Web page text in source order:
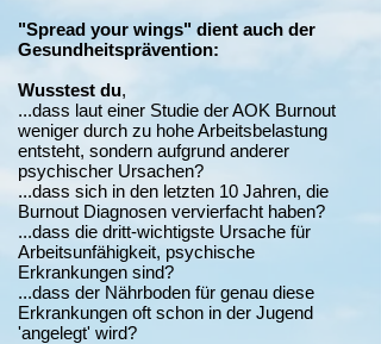
"Spread your wings" dient auch der
Gesundheitsprävention:
Wusstest du,
...dass laut einer Studie der AOK Burnout
weniger durch zu hohe Arbeitsbelastung
entsteht, sondern aufgrund anderer
psychischer Ursachen?
...dass sich in den letzten 10 Jahren, die
Burnout Diagnosen vervierfacht haben?
...dass die dritt-wichtigste Ursache für
Arbeitsunfähigkeit, psychische
Erkrankungen sind?
...dass der Nährboden für genau diese
Erkrankungen oft schon in der Jugend
'angelegt' wird?